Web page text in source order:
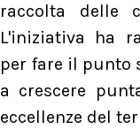
raccolta delle
L'iniziativa ha
per fare il punto
a crescere
eccellenze del